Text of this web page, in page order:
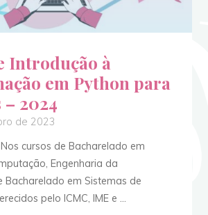
Introdução à
em Python para
2024
de 2023
cursos de Bacharelado em
Engenharia da
Bacharelado em Sistemas de
pelo ICMC, IME e …